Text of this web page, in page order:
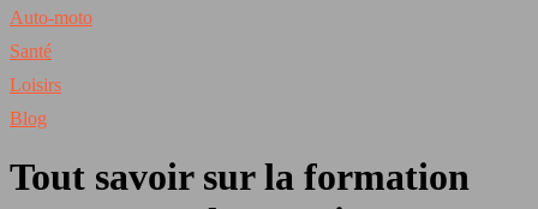
Auto-moto
Santé
Loisirs
Blog
Tout savoir sur la formation